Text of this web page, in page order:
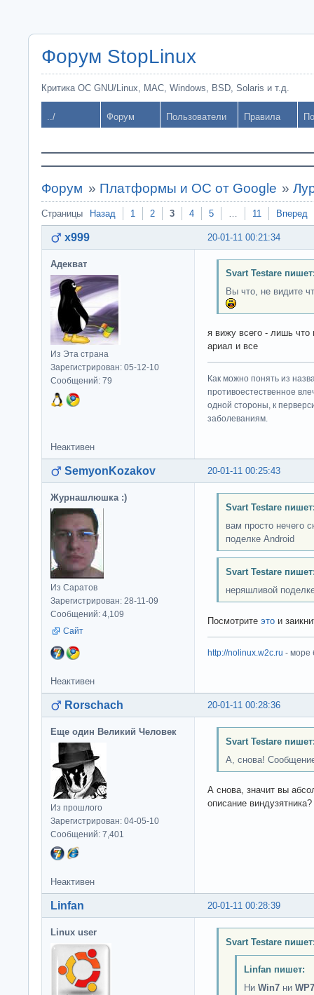
Форум StopLinux
Критика ОС GNU/Linux, MAC, Windows, BSD, Solaris и т.д.
../ Форум Пользователи Правила
Форум » Платформы и ОС от Google »
Страницы Назад 1 2 3 4 5 … 11 Вперед
20-01-11 00:21:34
x999
Адекват
Из Эта страна
Зарегистрирован: 05-12-10
Сообщений: 79
Svart Testare
Вы что, не видите
я вижу всего - лишь
ариал и все
Как можно понять из
противоестественное
одной стороны, к
заболеваниям.
Неактивен
20-01-11 00:25:43
SemyonKozakov
Журнашлюшка :)
Из Саратов
Зарегистрирован: 28-11-09
Сообщений: 4,109
Сайт
Svart Testare
вам просто нечего
поделке Android
Svart Testare
неряшливой
Посмотрите это и
http://nolinux.w2c.ru - море
Неактивен
20-01-11 00:28:36
Rorschach
Еще один Великий Человек
Из прошлого
Зарегистрирован: 04-05-10
Сообщений: 7,401
Svart Testare
А, снова!
А снова, значит вы
описание виндузятника?
Неактивен
20-01-11 00:28:39
Linfan
Linux user
Svart Testare
Linfan пишет:
Ни Win7 ни